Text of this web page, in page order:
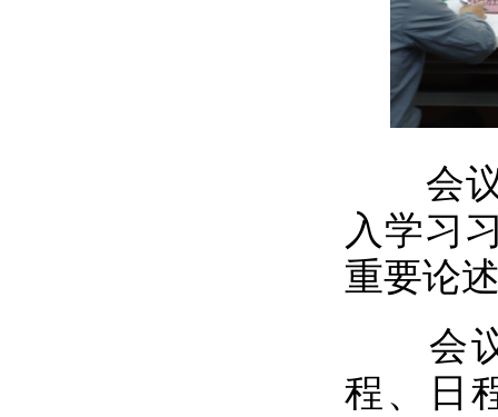
会议
入学习
重要论
会议
程、日